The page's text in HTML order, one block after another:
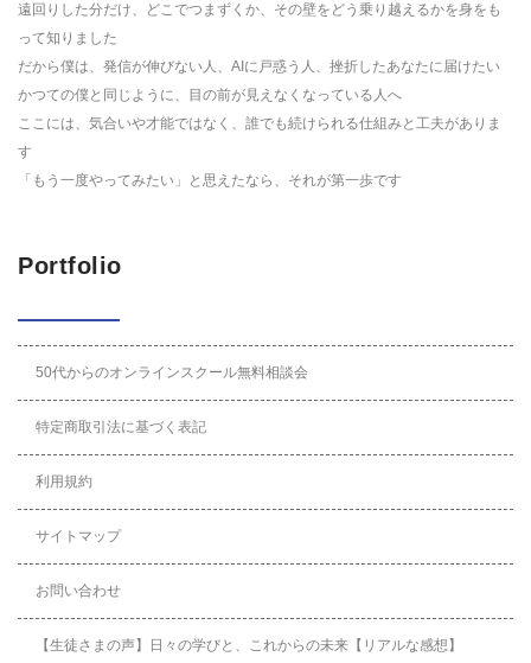
遠回りした分だけ、どこでつまずくか、その壁をどう乗り越えるかを身をも
って知りました
だから僕は、発信が伸びない人、AIに戸惑う人、挫折したあなたに届けたい
かつての僕と同じように、目の前が見えなくなっている人へ
ここには、気合いや才能ではなく、誰でも続けられる仕組みと工夫がありま
す
「もう一度やってみたい」と思えたなら、それが第一歩です
Portfolio
50代からのオンラインスクール無料相談会
特定商取引法に基づく表記
利用規約
サイトマップ
お問い合わせ
【生徒さまの声】日々の学びと、これからの未来【リアルな感想】